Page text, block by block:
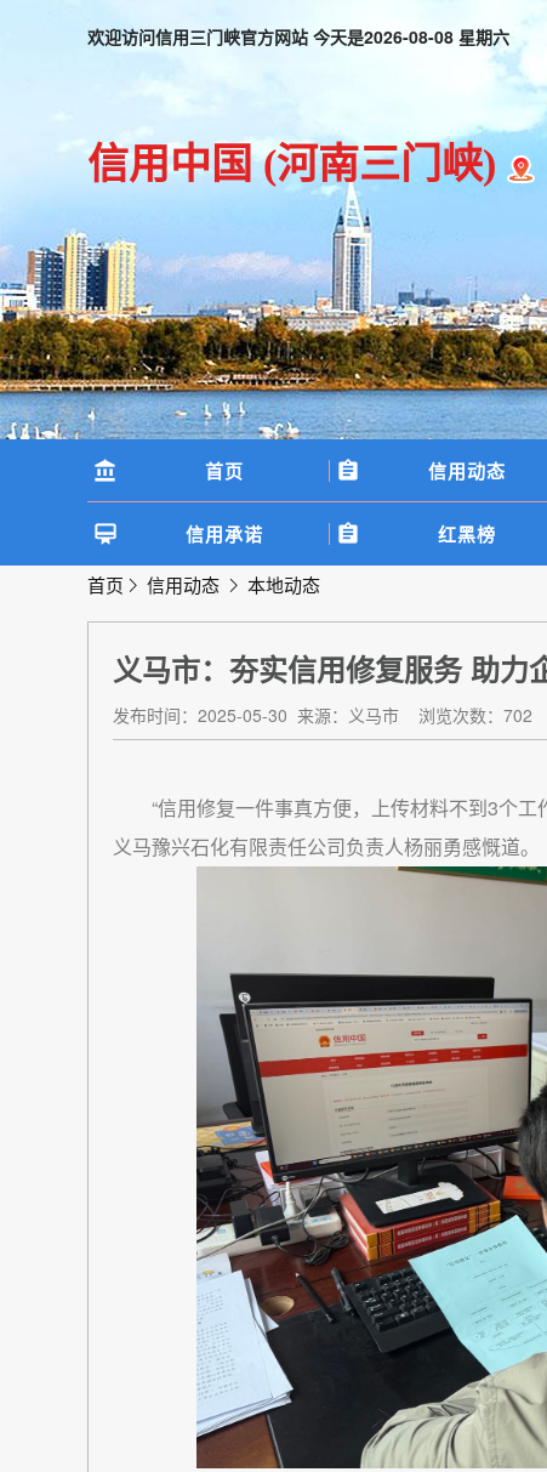
欢迎访问信用三门峡官方网站 今天是2026-08-08 星期六
信用中国(河南三门峡)
首页 信用动态
信用承诺 红黑榜
首页 信用动态 本地动态
义马市：夯实信用修复服务 助力
发布时间：2025-05-30 来源：义马市 浏览次数：702
“信用修复一件事真方便，上传材料不到3个
义马豫兴石化有限责任公司负责人杨丽勇感慨道。